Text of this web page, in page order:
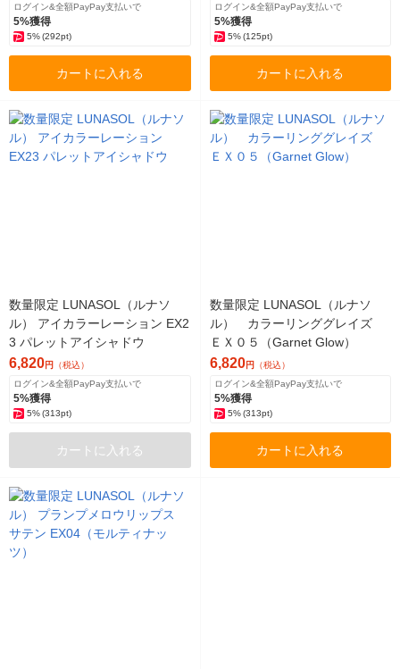
ログイン&全額PayPay支払いで
5%獲得
5%(292pt)
カートに入れる
ログイン&全額PayPay支払いで
5%獲得
5% (125pt)
カートに入れる
数量限定 LUNASOL（ルナソ
ル） アイカラーレーション EX2
3 パレットアイシャドウ
6,820円 （税込）
ログイン&全額PayPay支払いで
5%獲得
5%(313pt)
カートに入れる
数量限定 LUNASOL（ルナソ
ル） カラーリンググレイズ
ＥＸ０５（Garnet Glow）
6,820円 （税込）
ログイン&全額PayPay支払いで
5%獲得
5% (313pt)
カートに入れる